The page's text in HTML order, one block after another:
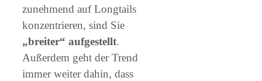
zunehmend auf Longtails
konzentrieren, sind Sie
„breiter“ aufgestellt.
Außerdem geht der Trend
immer weiter dahin, dass